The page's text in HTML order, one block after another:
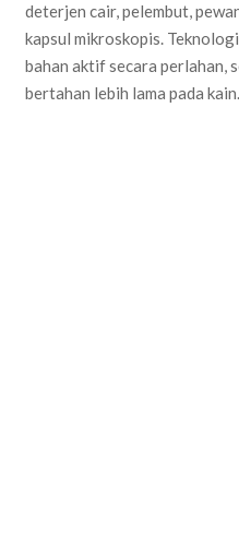
deterjen cair, pelembut,
kapsul mikroskopis.
bahan aktif secara perlahan,
bertahan lebih lama pada kain.